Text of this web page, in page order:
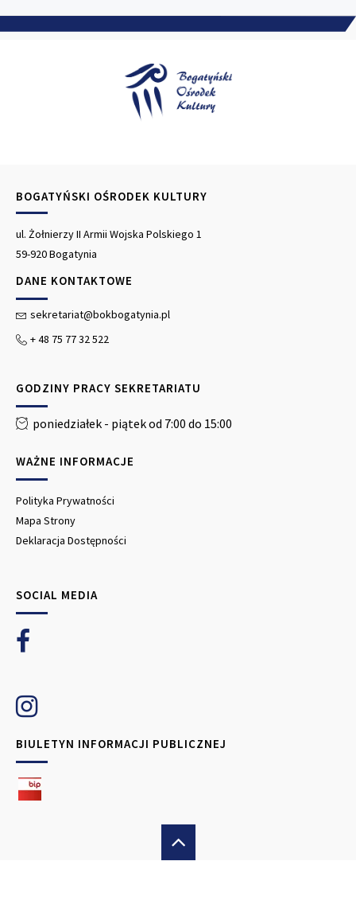
BOGATYŃSKI OŚRODEK KULTURY
ul. Żołnierzy II Armii Wojska Polskiego 1
59-920 Bogatynia
DANE KONTAKTOWE
sekretariat@bokbogatynia.pl
+ 48 75 77 32 522
GODZINY PRACY SEKRETARIATU
poniedziałek - piątek od 7:00 do 15:00
WAŻNE INFORMACJE
Polityka Prywatności
Mapa Strony
Deklaracja Dostępności
SOCIAL MEDIA
BIULETYN INFORMACJI PUBLICZNEJ